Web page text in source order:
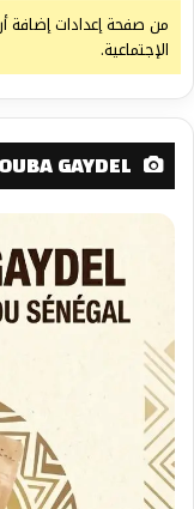
من صفحة إعدادات إضافة
الإجتماعية.
GAYDEL